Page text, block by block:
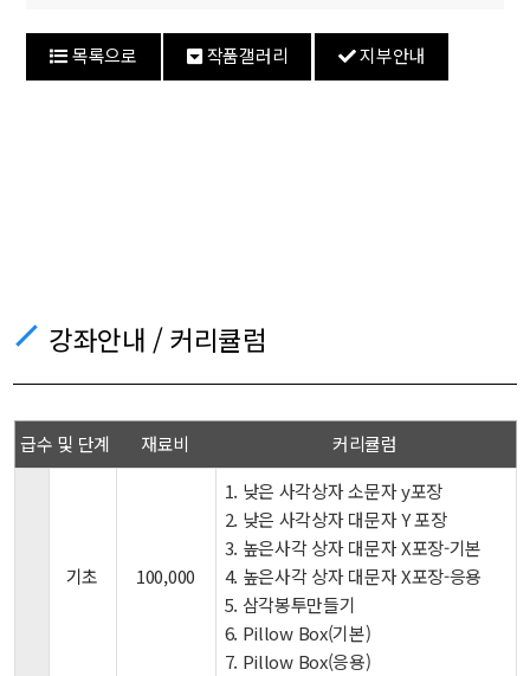
목록으로 작품갤러리 지부안내
강좌안내 / 커리큘럼
급수 및 단계 재료비 커리큘럼
기초 100,000
1. 낮은 사각상자 소문자 y포장
2. 낮은 사각상자 대문자 Y 포장
3. 높은사각 상자 대문자 X포장-기본
4. 높은사각 상자 대문자 X포장-응용
5. 삼각봉투만들기
6. Pillow Box(기본)
7. Pillow Box(응용)